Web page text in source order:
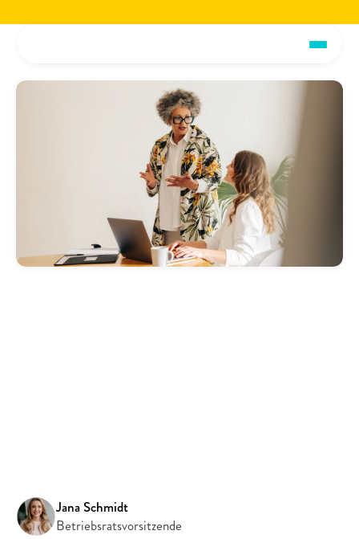
nutzen können."
Jana Schmidt
Betriebsratsvorsitzende